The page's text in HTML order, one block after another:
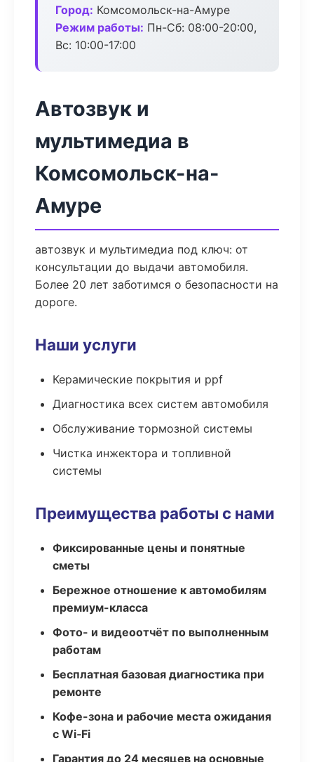
Город: Комсомольск-на-Амуре
Режим работы: Пн-Сб: 08:00-20:00,
Вс: 10:00-17:00
Автозвук и
мультимедиа в
Комсомольск-на-
Амуре
автозвук и мультимедиа под ключ: от
консультации до выдачи автомобиля.
Более 20 лет заботимся о безопасности на
дороге.
Наши услуги
Керамические покрытия и ppf
Диагностика всех систем автомобиля
Обслуживание тормозной системы
Чистка инжектора и топливной
системы
Преимущества работы с нами
Фиксированные цены и понятные
сметы
Бережное отношение к автомобилям
премиум-класса
Фото- и видеоотчёт по выполненным
работам
Бесплатная базовая диагностика при
ремонте
Кофе-зона и рабочие места ожидания
с Wi‑Fi
Гарантия до 24 месяцев на основные